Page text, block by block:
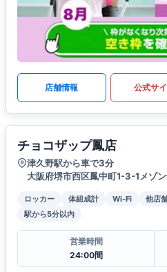
店舗情報 公式サ
チョコザップ鳳店
津久野駅から車で3分
大阪府堺市西区鳳中町1-3-1メゾ
ロッカー 体組成計 Wi-Fi 他店
駅から5分以内
営業時間
24:00間